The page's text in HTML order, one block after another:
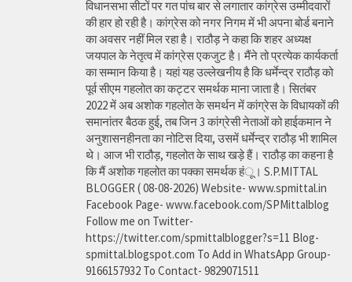
विधानसभा सीटों पर गत पांच बार से लगातार कांग्रेस उम्मीदवारों
की हार हो रही है। कांग्रेस को नगर निगम में भी अपना बोर्ड बनाने
का अवसर नहीं मिल रहा है। राठौड़ ने कहा कि शहर अध्यक्ष
जयपाल के नेतृत्व में कांग्रेस एकजुट है। मैंने तो प्रत्येक कार्यकर्ता
का सम्मान किया है। यहां यह उल्लेखनीय है कि धर्मेन्द्र राठौड़ को
पूर्व सीएम गहलोत का कट्टर समर्थक माना जाता है। सितंबर
2022 में अब अशोक गहलोत के समर्थन में कांग्रेस के विधायकों की
समानांतर बैठक हुई, तब जिन 3 कांग्रेसी नेताओं को हाईकमान ने
अनुशासनहीनता का नोटिस दिया, उसमें धर्मेन्द्र राठौड़ भी शामिल
थे। आज भी राठौड़, गहलोत के साथ खड़े हैं। राठौड़ का कहना है
कि मैं अशोक गहलोत का पक्का समर्थक हंू। S.P.MITTAL
BLOGGER ( 08-08-2026) Website- www.spmittal.in
Facebook Page- www.facebook.com/SPMittalblog
Follow me on Twitter-
https://twitter.com/spmittalblogger?s=11 Blog-
spmittal.blogspot.com To Add in WhatsApp Group-
9166157932 To Contact- 9829071511